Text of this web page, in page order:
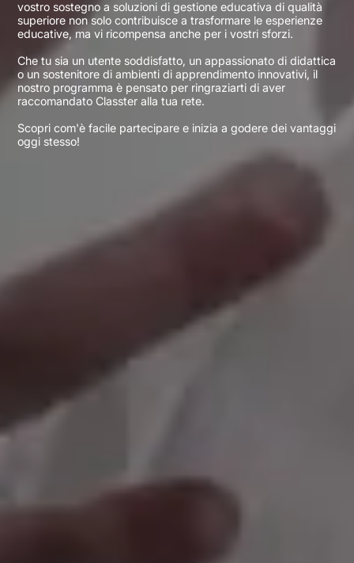
vostro sostegno a soluzioni di gestione educativa di qualità
superiore non solo contribuisce a trasformare le esperienze
educative, ma vi ricompensa anche per i vostri sforzi.
Che tu sia un utente soddisfatto, un appassionato di didattica
o un sostenitore di ambienti di apprendimento innovativi, il
nostro programma è pensato per ringraziarti di aver
raccomandato Classter alla tua rete.
Scopri com'è facile partecipare e inizia a godere dei vantaggi
oggi stesso!